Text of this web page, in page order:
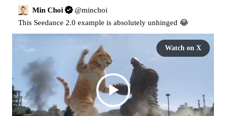
Min Choi @minchoi
This Seedance 2.0 example is absolutely unhinged 😂
Watch on X